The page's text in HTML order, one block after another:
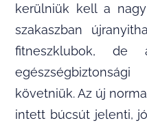
kerülniük kell a
szakaszban
fitneszklubok, de
követniük. Az új
intett búcsút jelenti,